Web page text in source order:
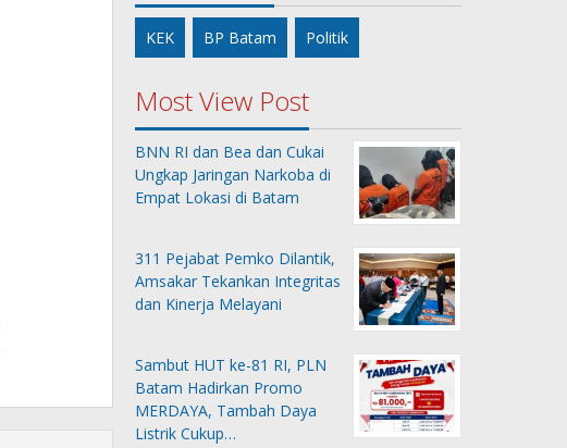
KEK BP Batam Politik
Most View Post
BNN RI dan Bea dan Cukai
Ungkap Jaringan Narkoba di
Empat Lokasi di Batam
311 Pejabat Pemko Dilantik,
Amsakar Tekankan Integritas
dan Kinerja Melayani
Sambut HUT ke-81 RI, PLN
Batam Hadirkan Promo
MERDAYA, Tambah Daya
Listrik Cukup…